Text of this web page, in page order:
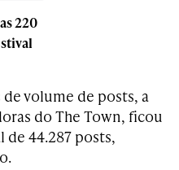
220
volume de posts, a
do The Town, ficou
44.287 posts,